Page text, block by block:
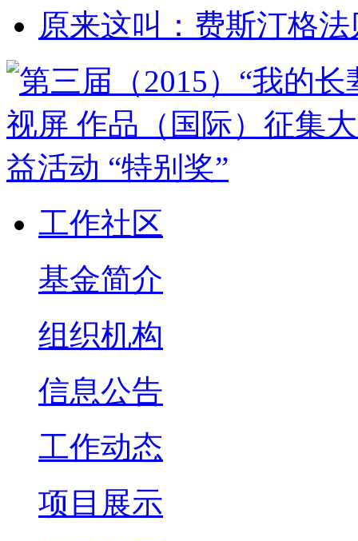
原来这叫：费斯汀格
工作社区
基金简介
组织机构
信息公告
工作动态
项目展示